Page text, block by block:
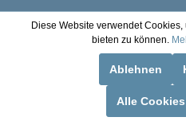
Diese Website verwendet
bieten zu können.
Ablehnen
Alle